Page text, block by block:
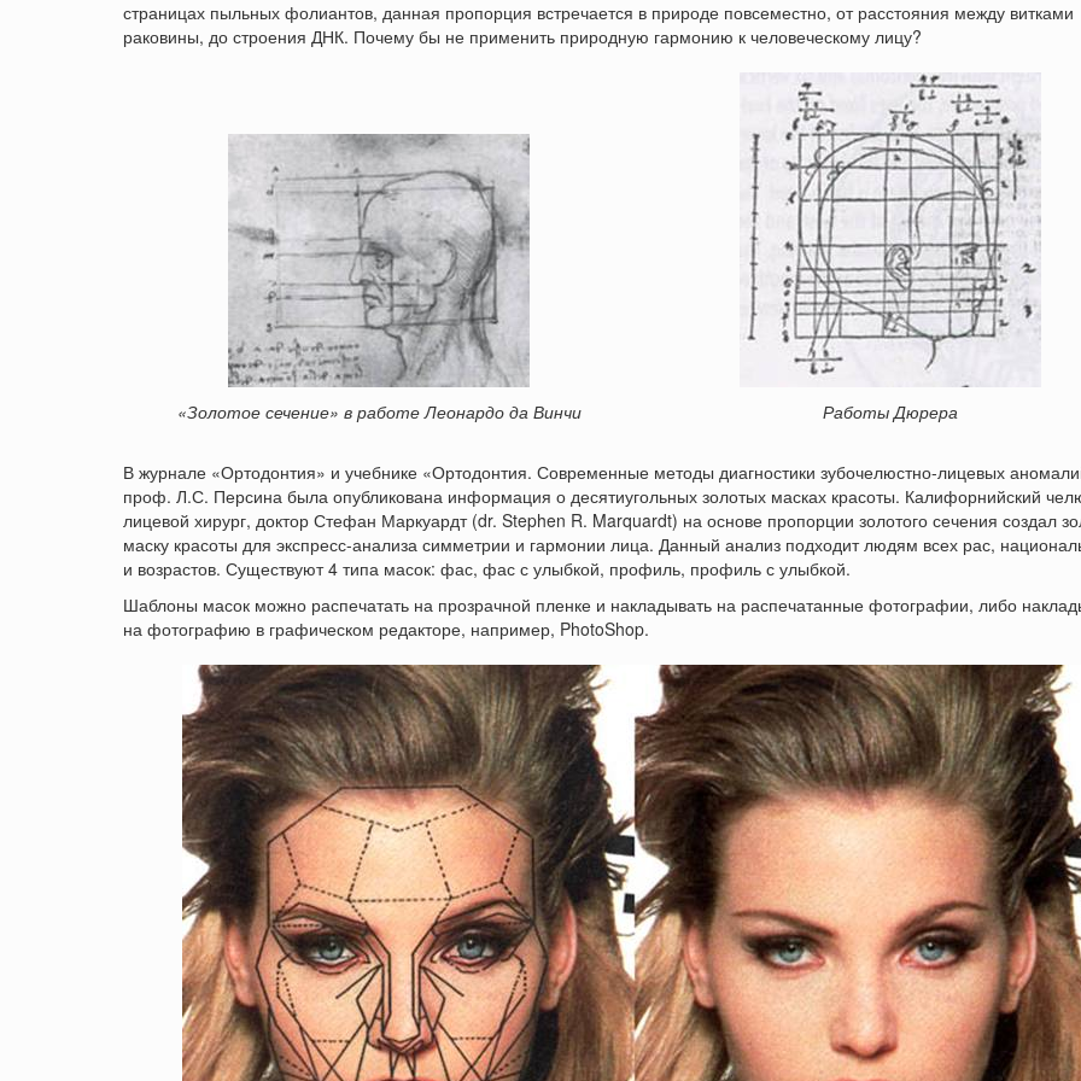
страницах пыльных фолиантов, данная пропорция встречается в природе повсеместно, от расстояния между витками
раковины, до строения ДНК. Почему бы не применить природную гармонию к человеческому лицу?
«Золотое сечение» в работе Леонардо да Винчи Работы Дюрера
В журнале «Ортодонтия» и учебнике «Ортодонтия. Современные методы диагностики зубочелюстно-лицевых
проф. Л.С. Персина была опубликована информация о десятиугольных золотых масках красоты. Калифорнийский
лицевой хирург, доктор Стефан Маркуардт (dr. Stephen R. Marquardt) на основе пропорции золотого сечения создал
маску красоты для экспресс-анализа симметрии и гармонии лица. Данный анализ подходит людям всех рас,
и возрастов. Существуют 4 типа масок: фас, фас с улыбкой, профиль, профиль с улыбкой.
Шаблоны масок можно распечатать на прозрачной пленке и накладывать на распечатанные фотографии, либо
на фотографию в графическом редакторе, например, PhotoShop.